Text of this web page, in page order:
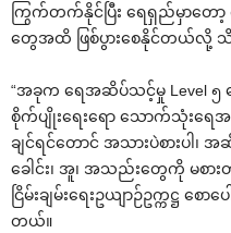
ကြွက်တက်နိုင်ပြီး ရေရှည်မှာတော့
တွေအထိ ဖြစ်ပွားစေနိုင်တယ်လို့
“အခုက ရေအဆိပ်သင့်မှု Level ၅
စိုက်ပျိုးရေးရော သောက်သုံးရေအ
ချင်ရင်တောင် အသားပဲစားပ
ခေါင်း၊ အူ၊ အသည်းတွေကို မစာ
ငြိမ်းချမ်းရေးဥယျာဉ်ဥက္ကဋ္ဌ
တယ်။